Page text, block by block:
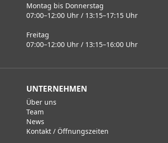
Montag bis Donnerstag
07:00–12:00 Uhr / 13:15–17:15 Uhr
Freitag
07:00–12:00 Uhr / 13:15–16:00 Uhr
UNTERNEHMEN
Über uns
Team
News
Kontakt / Öffnungszeiten